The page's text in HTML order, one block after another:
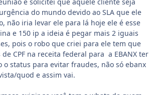
e solicitei que aquele cliente seja
do mundo devido ao SLA que ele
não iria levar ele para lá hoje ele é esse
e 150 ip a ideia é pegar mais 2 iguais
pois o robo que criei para ele tem que
CPF na receita federal para a EBANX ter
o status para evitar fraudes, não só ebanx
quod e assim vai.